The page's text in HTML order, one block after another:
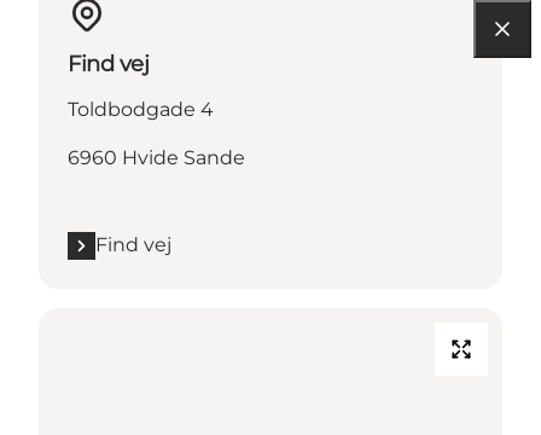
Find vej
Toldbodgade 4
6960 Hvide Sande
Find vej